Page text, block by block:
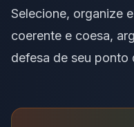
Selecione, organize
coerente e coesa,
defesa de seu ponto